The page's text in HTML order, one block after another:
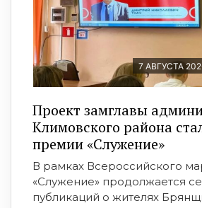
7 АВГУСТА
Проект замглавы
Климовского района
премии «Служение»
В рамках Всероссийского
«Служение» продолжается
публикаций о жителях